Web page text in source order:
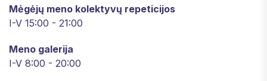
Mėgėjų meno kolektyvų repeticijos
I-V 15:00 - 21:00
Meno galerija
I-V 8:00 - 20:00